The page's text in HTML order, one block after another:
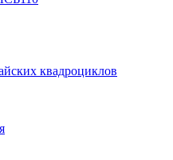
квадроциклов